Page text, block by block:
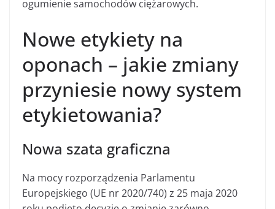
ogumienie samochodów ciężarowych.
Nowe etykiety na
oponach – jakie zmiany
przyniesie nowy system
etykietowania?
Nowa szata graficzna
Na mocy rozporządzenia Parlamentu
Europejskiego (UE nr 2020/740) z 25 maja 2020